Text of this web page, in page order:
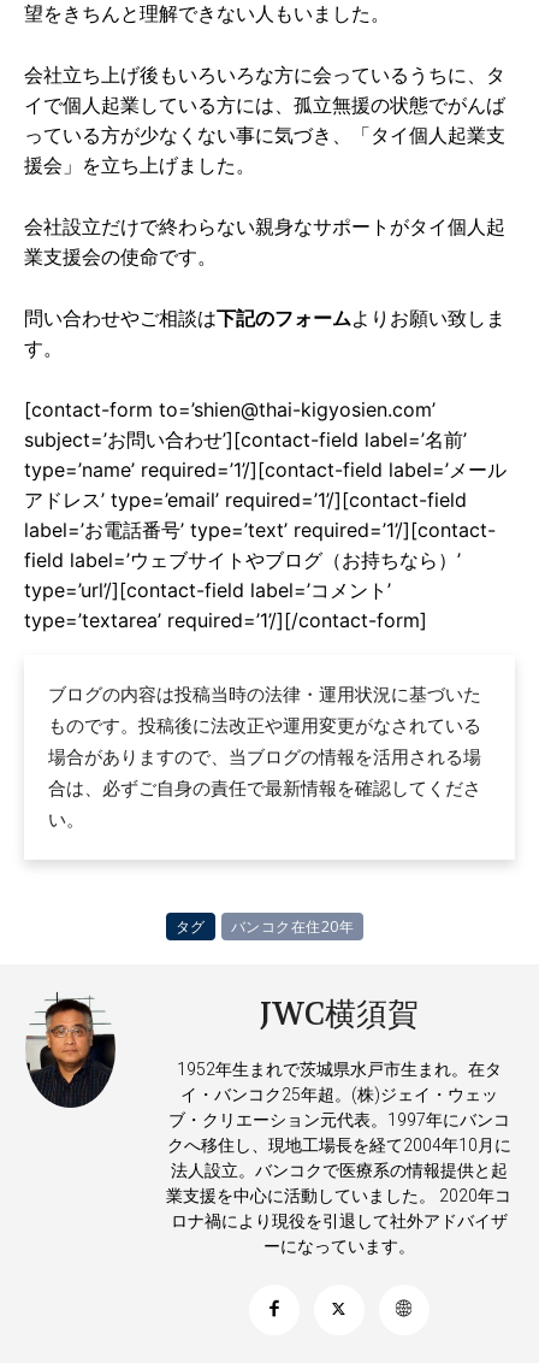
望をきちんと理解できない人もいました。
会社立ち上げ後もいろいろな方に会っているうちに、タ
イで個人起業している方には、孤立無援の状態でがんば
っている方が少なくない事に気づき、「タイ個人起業支
援会」を立ち上げました。
会社設立だけで終わらない親身なサポートがタイ個人起
業支援会の使命です。
問い合わせやご相談は下記のフォームよりお願い致しま
す。
[contact-form to=’shien@thai-kigyosien.com’
subject=’お問い合わせ’][contact-field label=’名前’
type=’name’ required=’1’/][contact-field label=’メール
アドレス’ type=’email’ required=’1’/][contact-field
label=’お電話番号’ type=’text’ required=’1’/][contact-
field label=’ウェブサイトやブログ（お持ちなら）’
type=’url’/][contact-field label=’コメント’
type=’textarea’ required=’1’/][/contact-form]
ブログの内容は投稿当時の法律・運用状況に基づいた
ものです。投稿後に法改正や運用変更がなされている
場合がありますので、当ブログの情報を活用される場
合は、必ずご自身の責任で最新情報を確認してくださ
い。
タグ バンコク在住20年
JWC横須賀
1952年生まれで茨城県水戸市生まれ。在タ
イ・バンコク25年超。(株)ジェイ・ウェッ
ブ・クリエーション元代表。1997年にバンコ
クへ移住し、現地工場長を経て2004年10月に
法人設立。バンコクで医療系の情報提供と起
業支援を中心に活動していました。 2020年コ
ロナ禍により現役を引退して社外アドバイザ
ーになっています。